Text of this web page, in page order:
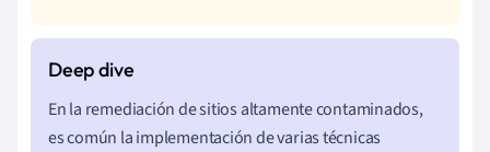
En la remediación de sitios altamente contaminados,
es común la implementación de varias técnicas